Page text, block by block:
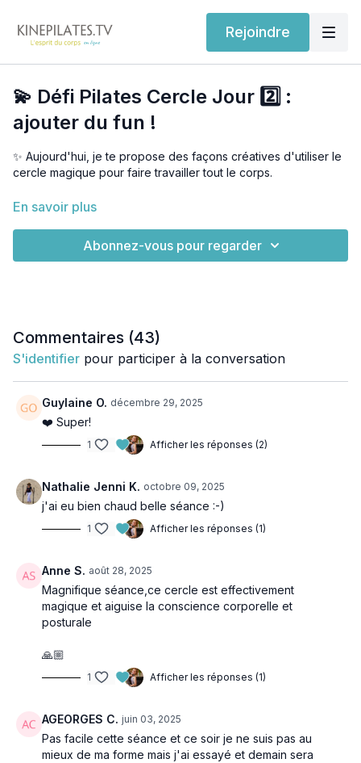
Rejoindre
💫 Défi Pilates Cercle Jour 2️⃣ :
ajouter du fun !
✨ Aujourd'hui, je te propose des façons créatives d'utiliser le
cercle magique pour faire travailler tout le corps.
Grâce à lui on peut ajouter des variations amusantes et
En savoir plus
Abonnez-vous pour regarder
Commentaires (43)
S'identifier pour participer à la conversation
Guylaine O. décembre 29, 2025
❤️ Super!
1 Afficher les réponses (2)
Nathalie Jenni K. octobre 09, 2025
j'ai eu bien chaud belle séance :-)
1 Afficher les réponses (1)
Anne S. août 28, 2025
Magnifique séance,ce cercle est effectivement
magique et aiguise la conscience corporelle et
posturale
🙏🏼
1 Afficher les réponses (1)
AGEORGES C. juin 03, 2025
Pas facile cette séance et ce soir je ne suis pas au
mieux de ma forme mais j'ai essayé et demain sera